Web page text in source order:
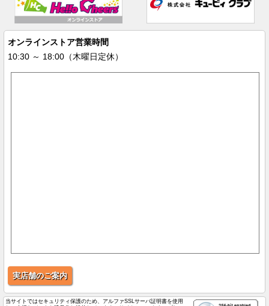
オンラインストア営業時間
10:30 ～ 18:00（木曜日定休）
実店舗のご案内
当サイトではセキュリティ保護のため、アルファSSLサーバ証明書を使用